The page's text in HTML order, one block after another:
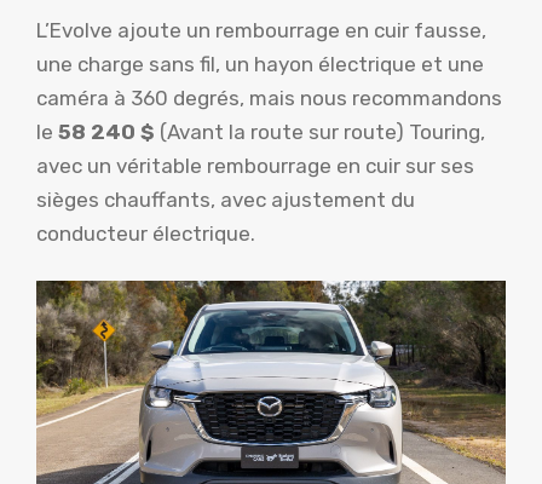
L’Evolve ajoute un rembourrage en cuir fausse,
une charge sans fil, un hayon électrique et une
caméra à 360 degrés, mais nous recommandons
le 58 240 $ (Avant la route sur route) Touring,
avec un véritable rembourrage en cuir sur ses
sièges chauffants, avec ajustement du
conducteur électrique.